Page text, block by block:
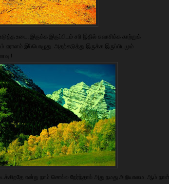
உடை, இருக்க இருப்பிடம் சரி இதில் சுவாசிக்க காற்றுக்
ஏராளம் இப்பொழுது. அதற்கடுத்து இருக்க இருப்பிடமும்
!
என்று நாம் சொல்ல நேர்ந்தால் அது நமது அறியாமை. ஆம் நாள்